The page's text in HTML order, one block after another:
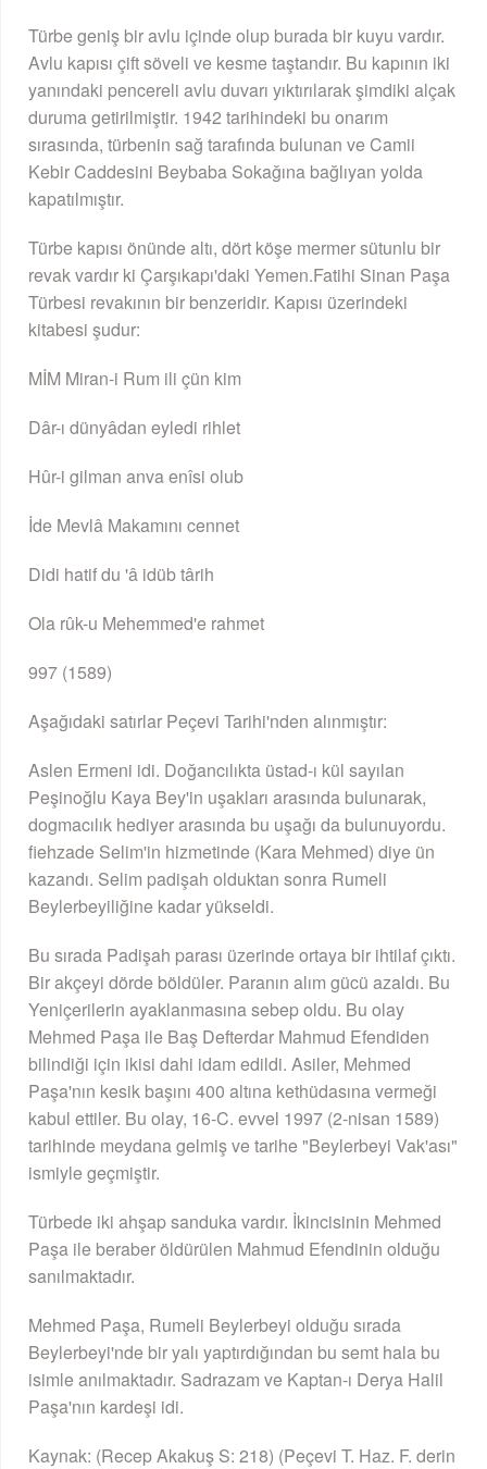
Türbe geniş bir avlu içinde olup burada bir kuyu vardır.
Avlu kapısı çift söveli ve kesme taştandır. Bu kapının iki
yanındaki pencereli avlu duvarı yıktırılarak şimdiki alçak
duruma getirilmiştir. 1942 tarihindeki bu onarım
sırasında, türbenin sağ tarafında bulunan ve Camii
Kebir Caddesini Beybaba Sokağına bağlıyan yolda
kapatılmıştır.
Türbe kapısı önünde altı, dört köşe mermer sütunlu bir
revak vardır ki Çarşıkapı'daki Yemen.Fatihi Sinan Paşa
Türbesi revakının bir benzeridir. Kapısı üzerindeki
kitabesi şudur:
MİM Miran-i Rum ili çün kim
Dâr-ı dünyâdan eyledi rihlet
Hûr-i gilman anva enîsi olub
İde Mevlâ Makamını cennet
Didi hatif du 'â idüb târih
Ola rûk-u Mehemmed'e rahmet
997 (1589)
Aşağıdaki satırlar Peçevi Tarihi'nden alınmıştır:
Aslen Ermeni idi. Doğancılıkta üstad-ı kül sayılan
Peşinoğlu Kaya Bey'in uşakları arasında bulunarak,
dogmacılık hediyer arasında bu uşağı da bulunuyordu.
ﬁehzade Selim'in hizmetinde (Kara Mehmed) diye ün
kazandı. Selim padişah olduktan sonra Rumeli
Beylerbeyiliğine kadar yükseldi.
Bu sırada Padişah parası üzerinde ortaya bir ihtilaf çıktı.
Bir akçeyi dörde böldüler. Paranın alım gücü azaldı. Bu
Yeniçerilerin ayaklanmasına sebep oldu. Bu olay
Mehmed Paşa ile Baş Defterdar Mahmud Efendiden
bilindiği için ikisi dahi idam edildi. Asiler, Mehmed
Paşa'nın kesik başını 400 altına kethüdasına vermeği
kabul ettiler. Bu olay, 16-C. evvel 1997 (2-nisan 1589)
tarihinde meydana gelmiş ve tarihe "Beylerbeyi Vak'ası"
ismiyle geçmiştir.
Türbede iki ahşap sanduka vardır. İkincisinin Mehmed
Paşa ile beraber öldürülen Mahmud Efendinin olduğu
sanılmaktadır.
Mehmed Paşa, Rumeli Beylerbeyi olduğu sırada
Beylerbeyi'nde bir yalı yaptırdığından bu semt hala bu
isimle anılmaktadır. Sadrazam ve Kaptan-ı Derya Halil
Paşa'nın kardeşi idi.
Kaynak: (Recep Akakuş S: 218) (Peçevi T. Haz. F. derin